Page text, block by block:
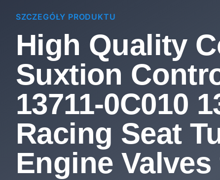
SZCZEGÓŁY PRODUKTU
High Quality
Suxtion
13711-0C010
Racing Seat
Engine